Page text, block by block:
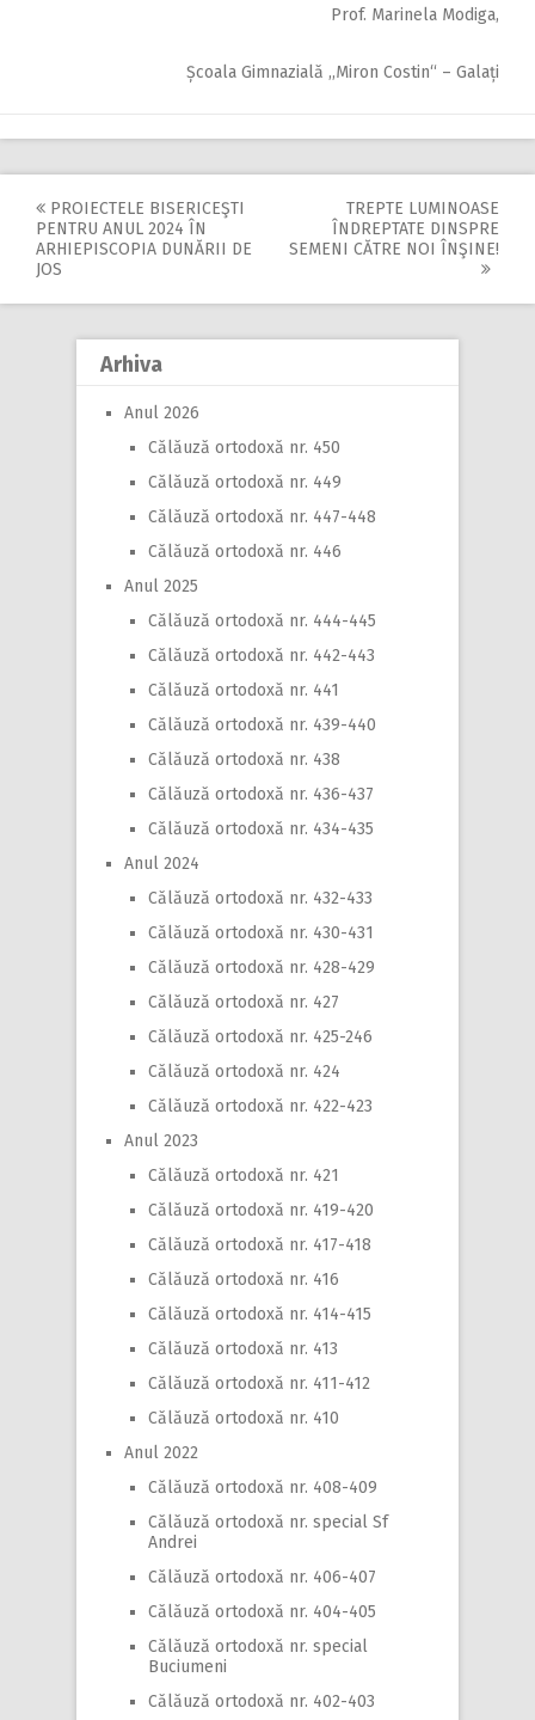
Prof. Marinela Modiga,
Școala Gimnazială ,,Miron Costin“ – Galați
Post
navigation
PROIECTELE BISERICEŞTI
PENTRU ANUL 2024 ÎN
ARHIEPISCOPIA DUNĂRII DE
JOS
TREPTE LUMINOASE
ÎNDREPTATE DINSPRE
SEMENI CĂTRE NOI ÎNŞINE!
Arhiva
Anul 2026
Călăuză ortodoxă nr. 450
Călăuză ortodoxă nr. 449
Călăuză ortodoxă nr. 447-448
Călăuză ortodoxă nr. 446
Anul 2025
Călăuză ortodoxă nr. 444-445
Călăuză ortodoxă nr. 442-443
Călăuză ortodoxă nr. 441
Călăuză ortodoxă nr. 439-440
Călăuză ortodoxă nr. 438
Călăuză ortodoxă nr. 436-437
Călăuză ortodoxă nr. 434-435
Anul 2024
Călăuză ortodoxă nr. 432-433
Călăuză ortodoxă nr. 430-431
Călăuză ortodoxă nr. 428-429
Călăuză ortodoxă nr. 427
Călăuză ortodoxă nr. 425-246
Călăuză ortodoxă nr. 424
Călăuză ortodoxă nr. 422-423
Anul 2023
Călăuză ortodoxă nr. 421
Călăuză ortodoxă nr. 419-420
Călăuză ortodoxă nr. 417-418
Călăuză ortodoxă nr. 416
Călăuză ortodoxă nr. 414-415
Călăuză ortodoxă nr. 413
Călăuză ortodoxă nr. 411-412
Călăuză ortodoxă nr. 410
Anul 2022
Călăuză ortodoxă nr. 408-409
Călăuză ortodoxă nr. special Sf
Andrei
Călăuză ortodoxă nr. 406-407
Călăuză ortodoxă nr. 404-405
Călăuză ortodoxă nr. special
Buciumeni
Călăuză ortodoxă nr. 402-403